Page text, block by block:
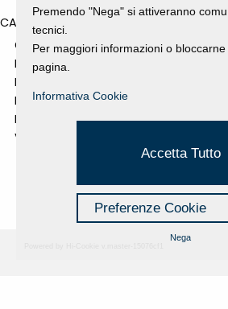
CATEGORIES
GALLERY
MOSTRE E EVENTI
NEWS
PROGETTI SOSTENUTI
RASSEGNA STAMPA
VIDEO
Premendo "Nega" si attiveranno
tecnici.
Per maggiori informazioni o
pagina.
Informativa Cookie
Accetta Tutto
Preferenze Cookie
Nega